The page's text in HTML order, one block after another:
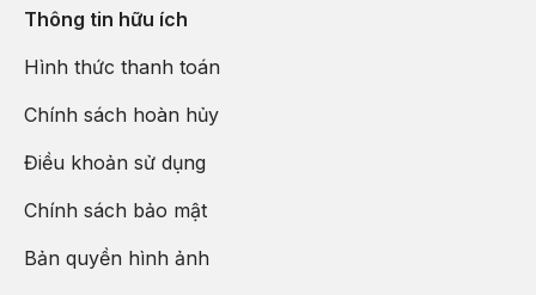
Thông tin hữu ích
Hình thức thanh toán
Chính sách hoàn hủy
Điều khoản sử dụng
Chính sách bảo mật
Bản quyền hình ảnh